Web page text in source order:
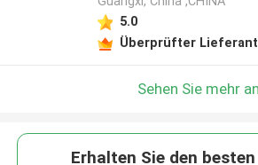
5.0
Überprüfter Lieferant
Sehen Sie mehr an
Erhalten Sie den